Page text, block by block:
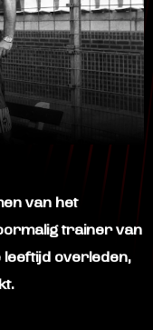
van het
trainer van
leeftijd overleden,